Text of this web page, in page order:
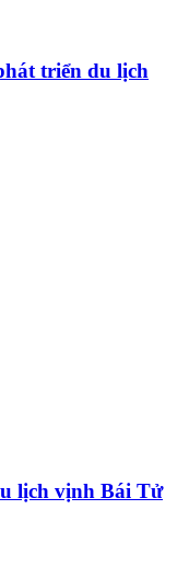
triển du lịch
lịch vịnh Bái Tử